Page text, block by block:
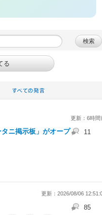
検索
る
更新：6時間
ニ掲示板」がオープ
11
更新：2026/08/06
85